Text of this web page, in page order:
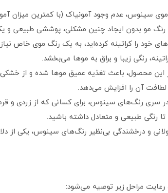
سینوس، عدم وجود آمونیاک (با کمترین میزان
مو بدون ایجاد چنین مشکلی، پوششی طبیعی و
خود را کراتینه کرده‌اید، به یک رنگ موی خاص
رنگی زیبا و براق به موها می‌بخشد.
این محصول، باعث تغذیه عمیق موها شده و از
آن را افزایش می‌دهد.
سری رنگ‌های سینوس، برای کسانی که از زردی و
طبیعی و متعادل داشته باشید.
و درخشندگی بی‌نظیر رنگ‌های سینوس، یکی از
مراحل زیر توصیه می‌شود: